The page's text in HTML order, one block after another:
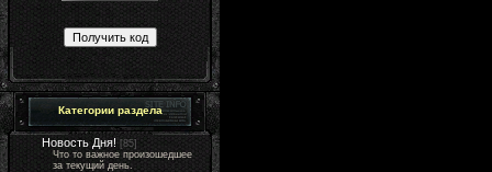
Категории раздела
Новость Дня! [85]
Что то важное произошедшее
за текущий день.